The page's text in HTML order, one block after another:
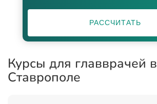
РАССЧИТАТЬ
Курсы для главврачей в
Ставрополе